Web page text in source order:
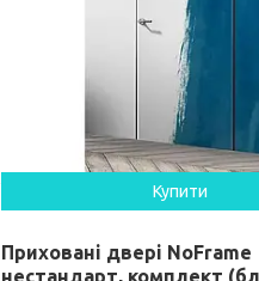
Купити
Приховані двері NoFrame
нестандарт, комплект